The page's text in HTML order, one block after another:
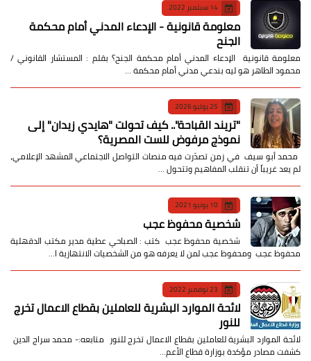
14 سبتمبر 2022
معلومة قانونية - الإدعاء المدني أمام محكمة
الجنح
معلومة قانونية الإدعاء المدني أمام محكمة الجنح؟ بقلم : المستشار القانوني /
محمود الطاهر هو ليه بندعي مدني أمام محكمة …
25 يوليو 2026
​"تريند القباحة".. كيف تحولت "هايدي زيدان" إلى
نموذج مرفوض للست المصرية؟
​ محمد أبو سيف ​في زمن تصدّرت فيه منصات التواصل الاجتماعي المشهد الإعلامي،
لم يعد غريباً أن تنقلب المفاهيم وتتحول …
10 يونيو 2021
شخصية محفوظ عجب
شخصية محفوظ عجب كتب : الصباحي عطية مدير مكتب الدقهلية
محفوظ عجب ومحفوظ عجب لمن لا يعرفه هو من الشخصيات الانتهازية ا…
23 نوفمبر 2022
لائحة الموارد البشرية للعاملين بقطاع الاعمال تخرج
للنور
لائحة الموارد البشرية للعاملين بقطاع الاعمال تخرج للنور متابعه:- محمد سراج الدين
كشفت مصادر مؤكدة بوزارة قطاع الأعم…